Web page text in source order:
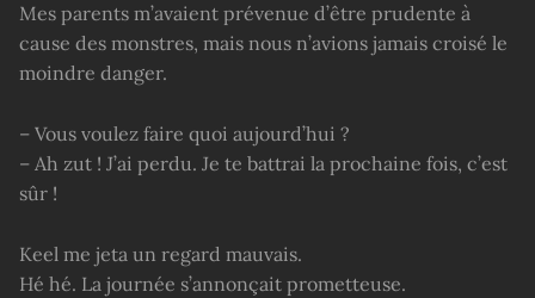
Mes parents m’avaient prévenue d’être prudente à
cause des monstres, mais nous n’avions jamais croisé le
moindre danger.
– Vous voulez faire quoi aujourd’hui ?
– Ah zut ! J’ai perdu. Je te battrai la prochaine fois, c’est
sûr !
Keel me jeta un regard mauvais.
Hé hé. La journée s’annonçait prometteuse.